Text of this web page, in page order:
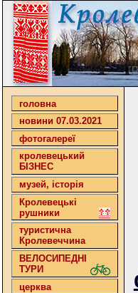
головна
новини 07.03.2021
фотогалереї
кролевецький
БІЗНЕС
музей, історія
Кролевецькі
рушники
туристична
Кролевеччина
ВЕЛОСИПЕДНІ
ТУРИ
церква